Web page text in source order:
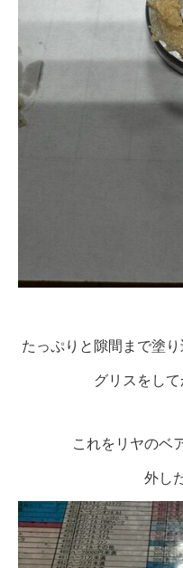
たっぷりと隙間まで塗
グリスをし
これをリヤのベ
外し